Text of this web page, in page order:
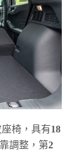
椅，具有18
調整，第2